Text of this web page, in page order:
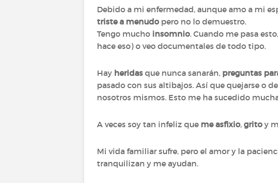
Debido a mi enfermedad, aunque amo a mi
triste a menudo pero no lo demuestro.
Tengo mucho insomnio. Cuando me pasa
hace eso) o veo documentales de todo tipo.
Hay heridas que nunca sanarán, preguntas
pasado con sus altibajos. Así que quejarse o
nosotros mismos. Esto me ha sucedido
A veces soy tan infeliz que me asfixio, grito y
Mi vida familiar sufre, pero el amor y la
tranquilizan y me ayudan.